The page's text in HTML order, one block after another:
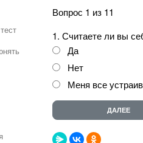
Вопрос 1 из 11
1. Считаете ли вы
Да
Нет
Меня все